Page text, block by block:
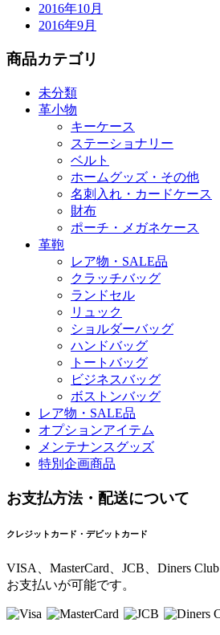
2016年10月
2016年9月
商品カテゴリ
未分類
革小物
キーケース
ステーショナリー
ベルト
ホームグッズ・その他
名刺入れ・カードケース
財布
ポーチ・メガネケース
革鞄
レア物・SALE品
クラッチバッグ
ランドセル
リュック
ショルダーバッグ
ハンドバッグ
トートバッグ
ビジネスバッグ
ボストンバッグ
レア物・SALE品
オプションアイテム
メンテナンスグッズ
特別企画商品
お支払方法・配送について
クレジットカード・デビットカード
VISA、MasterCard、JCB、Diners
お支払いが可能です。